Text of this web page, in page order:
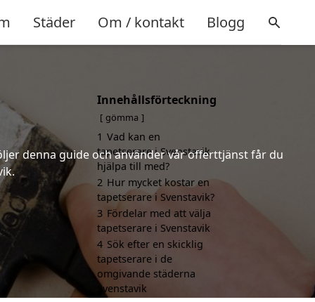
Städer Om / kontakt Blogg
denna guide och använder vår offerttjänst får du
Innehållsförteckning
gömma
1 Vad kan en
tapetserare i Svenstavik
hjälpa till med?
2 Hur mycket kostar en
tapetserare i Svenstavik?
3 Fördelar med att välja
tapetserare i Svenstavik
4 Sök efter en skicklig
tapetserare i de
omgivande städerna
Svenstavik